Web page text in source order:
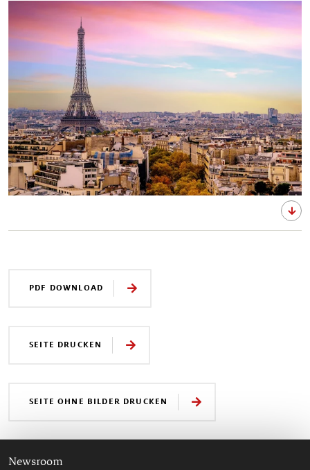
PDF DOWNLOAD
SEITE DRUCKEN
SEITE OHNE BILDER DRUCKEN
Newsroom